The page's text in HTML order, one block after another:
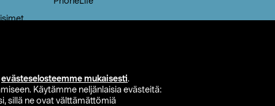
evästeselosteemme mukaisesti.
Käytämme neljänlaisia evästeitä:
sillä ne ovat välttämättömiä